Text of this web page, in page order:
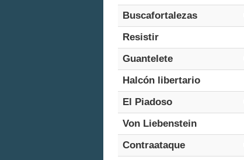
Buscafortalezas
Resistir
Guantelete
Halcón libertario
El Piadoso
Von Liebenstein
Contraataque